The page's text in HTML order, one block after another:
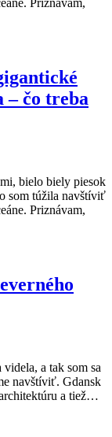
Priznávam,
– čo treba
bielo biely piesok
som túžila navštíviť
Priznávam,
a tak som sa
navštíviť. Gdansk
a tiež…